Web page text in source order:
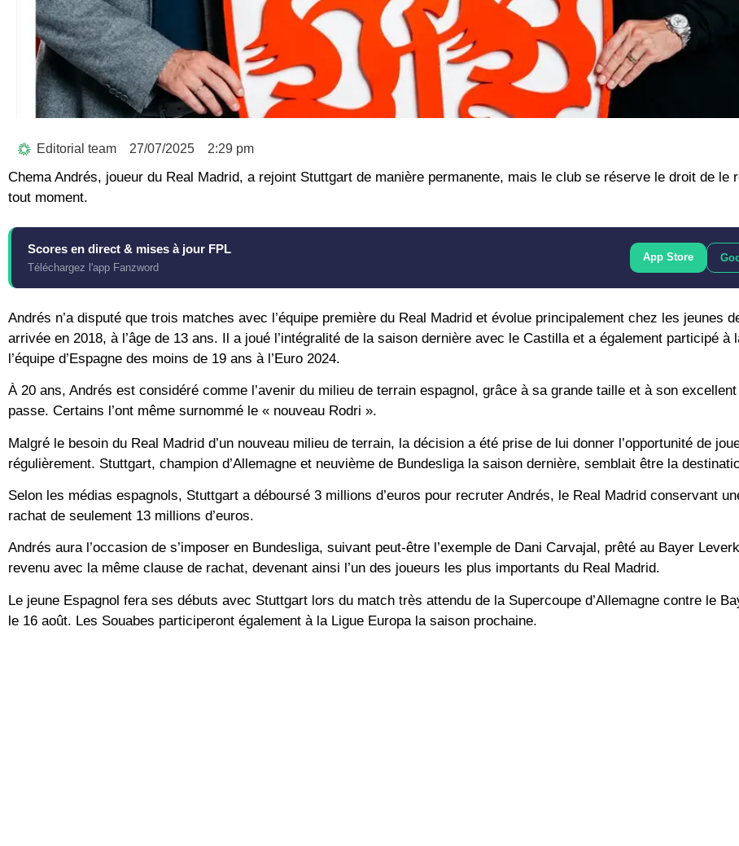
Editorial team 27/07/2025 2:29 pm
Chema Andrés, joueur du Real Madrid, a rejoint Stuttgart de manière permanente, mais le club se réserve le droit de le
tout moment.
Scores en direct & mises à jour FPL
Téléchargez l'app Fanzword
App Store
Andrés n’a disputé que trois matches avec l’équipe première du Real Madrid et évolue principalement chez les jeunes
arrivée en 2018, à l’âge de 13 ans. Il a joué l’intégralité de la saison dernière avec le Castilla et a également participé à
l’équipe d’Espagne des moins de 19 ans à l’Euro 2024.
À 20 ans, Andrés est considéré comme l’avenir du milieu de terrain espagnol, grâce à sa grande taille et à son
passe. Certains l’ont même surnommé le « nouveau Rodri ».
Malgré le besoin du Real Madrid d’un nouveau milieu de terrain, la décision a été prise de lui donner l’opportunité de
régulièrement. Stuttgart, champion d’Allemagne et neuvième de Bundesliga la saison dernière, semblait être la
Selon les médias espagnols, Stuttgart a déboursé 3 millions d’euros pour recruter Andrés, le Real Madrid conservant
rachat de seulement 13 millions d’euros.
Andrés aura l’occasion de s’imposer en Bundesliga, suivant peut-être l’exemple de Dani Carvajal, prêté au Bayer
revenu avec la même clause de rachat, devenant ainsi l’un des joueurs les plus importants du Real Madrid.
Le jeune Espagnol fera ses débuts avec Stuttgart lors du match très attendu de la Supercoupe d’Allemagne contre le
le 16 août. Les Souabes participeront également à la Ligue Europa la saison prochaine.